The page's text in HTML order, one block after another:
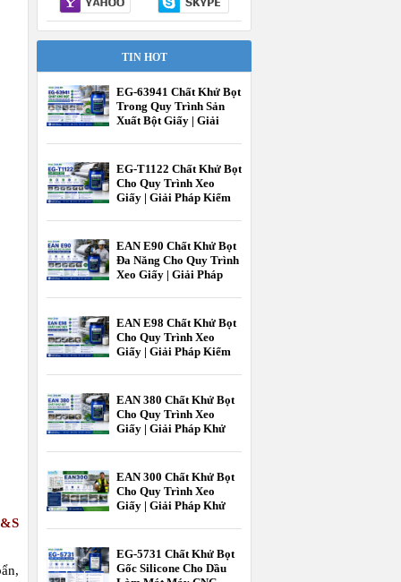
TIN HOT
EG-63941 Chất Khử Bọt
Trong Quy Trình Sản
Xuất Bột Giấy | Giải
EG-T1122 Chất Khử Bọt
Cho Quy Trình Xeo
Giấy | Giải Pháp Kiểm
EAN E90 Chất Khử Bọt
Đa Năng Cho Quy Trình
Xeo Giấy | Giải Pháp
EAN E98 Chất Khử Bọt
Cho Quy Trình Xeo
Giấy | Giải Pháp Kiểm
EcooneChem
EAN 380 Chất Khử Bọt
Cho Quy Trình Xeo
Giấy | Giải Pháp Khử
Giấy | Ecoone Chem
EAN 300 Chất Khử Bọt
Cho Quy Trình Xeo
Giấy | Giải Pháp Khử
EG-5731 Chất Khử Bọt
Gốc Silicone Cho Dầu